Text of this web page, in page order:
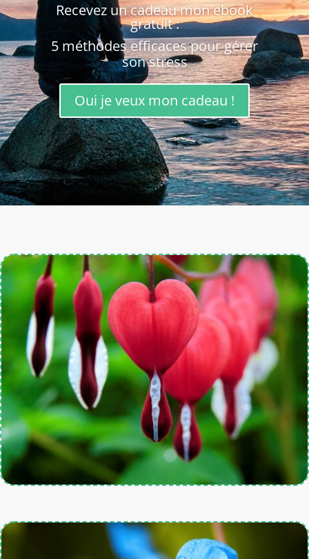
Recevez un cadeau mon ebook
gratuit :
5 méthodes efficaces pour gérer
son stress
Oui je veux mon cadeau !